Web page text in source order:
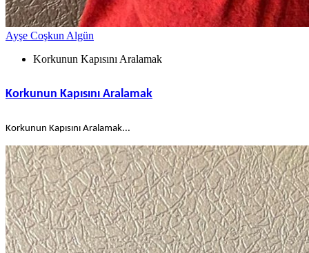
Ayşe Coşkun Algün
Korkunun Kapısını Aralamak
Korkunun Kapısını Aralamak
Korkunun Kapısını Aralamak...